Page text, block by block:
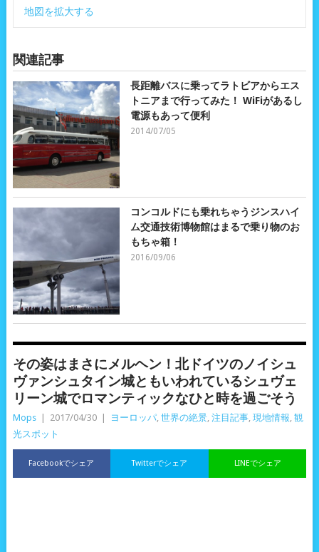
地図を拡大する
関連記事
長距離バスに乗ってラトビアからエス
トニアまで行ってみた！ WiFiがあるし
電源もあって便利
2014/07/05
コンコルドにも乗れちゃうジンスハイ
ム交通技術博物館はまるで乗り物のお
もちゃ箱！
2016/09/06
その姿はまさにメルヘン！北ドイツのノイシュ
ヴァンシュタイン城ともいわれているシュヴェ
リーン城でロマンティックなひと時を過ごそう
Mops | 2017/04/30 | ヨーロッパ, 世界の絶景, 注目記事, 現地情報 観
光スポット
Facebookでシェア LINEでシェア
Twitterでシェア